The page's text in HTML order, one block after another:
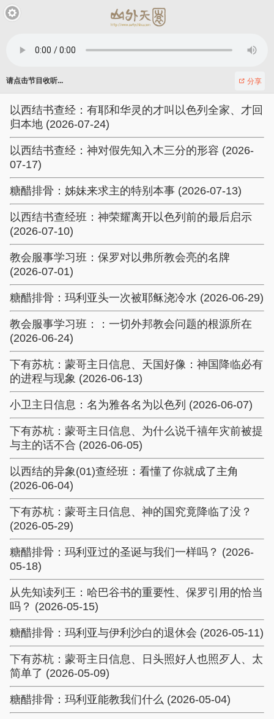
请点击节目收听... 分享
以西结书查经：有耶和华灵的才叫以色列全家、才回
归本地 (2026-07-24)
以西结书查经：神对假先知入木三分的形容 (2026-
07-17)
糖醋排骨：姊妹来求主的特别本事 (2026-07-13)
以西结书查经班：神荣耀离开以色列前的最后启示
(2026-07-10)
教会服事学习班：保罗对以弗所教会亮的名牌
(2026-07-01)
糖醋排骨：玛利亚头一次被耶稣浇冷水 (2026-06-29)
教会服事学习班：：一切外邦教会问题的根源所在
(2026-06-24)
下有苏杭：蒙哥主日信息、天国好像：神国降临必有
的进程与现象 (2026-06-13)
小卫主日信息：名为雅各名为以色列 (2026-06-07)
下有苏杭：蒙哥主日信息、为什么说千禧年灾前被提
与主的话不合 (2026-06-05)
以西结的异象(01)查经班：看懂了你就成了主角
(2026-06-04)
下有苏杭：蒙哥主日信息、神的国究竟降临了没？
(2026-05-29)
糖醋排骨：玛利亚过的圣诞与我们一样吗？ (2026-
05-18)
从先知读列王：哈巴谷书的重要性、保罗引用的恰当
吗？ (2026-05-15)
糖醋排骨：玛利亚与伊利沙白的退休会 (2026-05-11)
下有苏杭：蒙哥主日信息、日头照好人也照歹人、太
简单了 (2026-05-09)
糖醋排骨：玛利亚能教我们什么 (2026-05-04)